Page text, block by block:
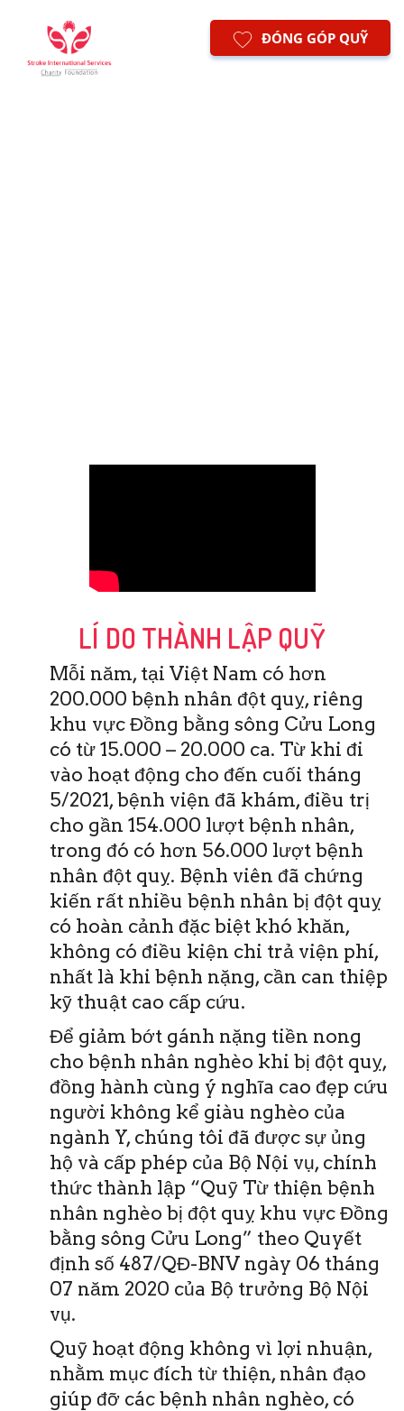
ĐÓNG GÓP QUỸ
LÍ DO THÀNH LẬP QUỸ
Mỗi năm, tại Việt Nam có hơn
200.000 bệnh nhân đột quỵ, riêng
khu vực Đồng bằng sông Cửu Long
có từ 15.000 – 20.000 ca. Từ khi đi
vào hoạt động cho đến cuối tháng
5/2021, bệnh viện đã khám, điều trị
cho gần 154.000 lượt bệnh nhân,
trong đó có hơn 56.000 lượt bệnh
nhân đột quỵ. Bệnh viên đã chứng
kiến rất nhiều bệnh nhân bị đột quỵ
có hoàn cảnh đặc biệt khó khăn,
không có điều kiện chi trả viện phí,
nhất là khi bệnh nặng, cần can thiệp
kỹ thuật cao cấp cứu.
Để giảm bớt gánh nặng tiền nong
cho bệnh nhân nghèo khi bị đột quỵ,
đồng hành cùng ý nghĩa cao đẹp cứu
người không kể giàu nghèo của
ngành Y, chúng tôi đã được sự ủng
hộ và cấp phép của Bộ Nội vụ, chính
thức thành lập “Quỹ Từ thiện bệnh
nhân nghèo bị đột quỵ khu vực Đồng
bằng sông Cửu Long” theo Quyết
định số 487/QĐ-BNV ngày 06 tháng
07 năm 2020 của Bộ trưởng Bộ Nội
vụ.
Quỹ hoạt động không vì lợi nhuận,
nhằm mục đích từ thiện, nhân đạo
giúp đỡ các bệnh nhân nghèo, có